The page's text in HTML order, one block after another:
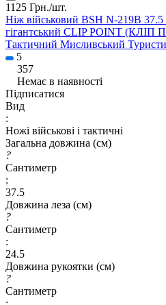
1125 Грн./шт.
Ніж військовий BSH N-219B
гігантський CLIP POINT (КЛІП
Тактичний Мисливський
5
357
Немає в наявності
Підписатися
Вид
:
Ножі військові і тактичні
Загальна довжина (см)
?
Сантиметр
:
37.5
Довжина леза (см)
?
Сантиметр
:
24.5
Довжина рукоятки (см)
?
Сантиметр